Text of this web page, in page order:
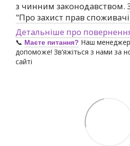
з чинним законодавством.
"Про захист прав
Детальніше про
📞 Маєте питання? Наш менеджер
допоможе! Зв’яжіться з нами за
сайті